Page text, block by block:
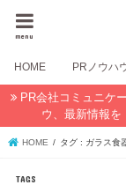
menu
HOME PRノウハ
PR会社コミュニケ
ウ、最新情報を
HOME タグ : ガラス食